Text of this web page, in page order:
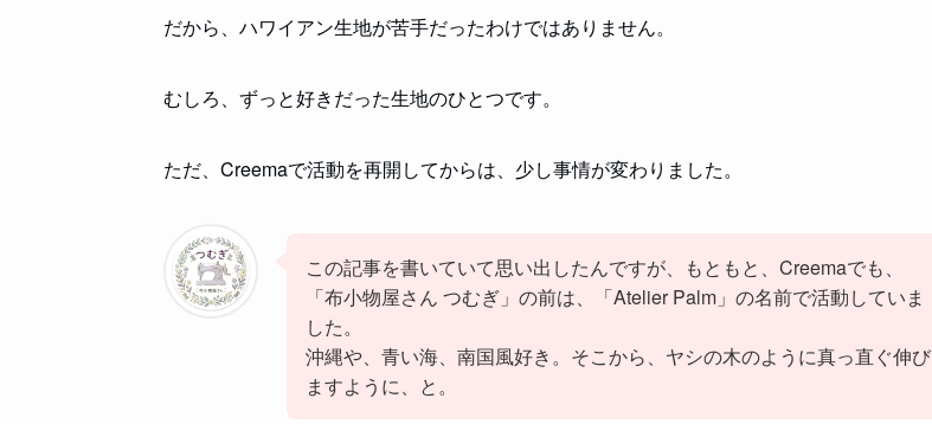
だから、ハワイアン生地が苦手だったわけではありません。
むしろ、ずっと好きだった生地のひとつです。
ただ、Creemaで活動を再開してからは、少し事情が変わりました。
この記事を書いていて思い出したんですが、もともと、Creemaでも、
「布小物屋さん つむぎ」の前は、「Atelier Palm」の名前で活動していま
した。
沖縄や、青い海、南国風好き。そこから、ヤシの木のように真っ直ぐ伸び
ますように、と。